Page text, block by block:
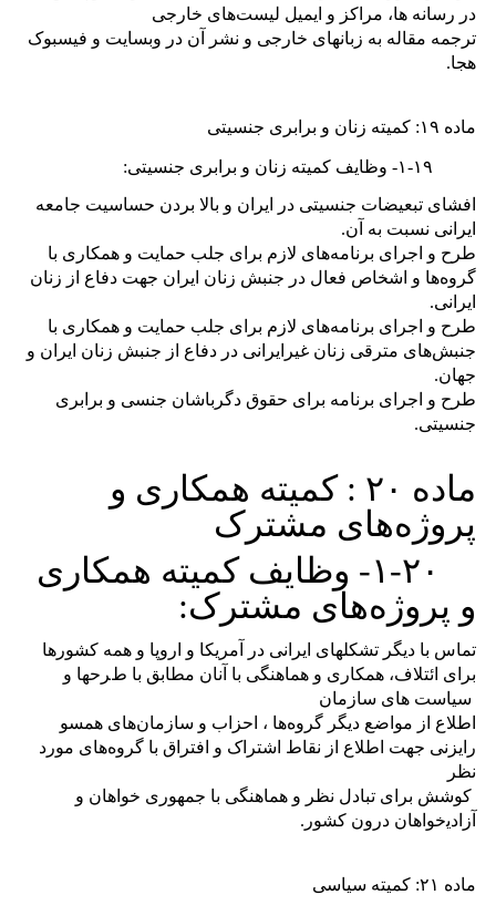
در رسانه ها، مراکز و ایمیل لیست‌های خارجی
ﺗﺮﺟﻤﻪ ﻣﻘﺎﻟﻪ ﺑﻪ ﺯﺑﺎﻧﻬﺎی ﺧﺎﺭﺟﯽ ﻭ ﻧﺸﺮ ﺁﻥ ﺩﺭ ﻭﺑﺴﺎﻳﺖ ﻭ ﻓﻴﺴﺒﻮک
ﻫﺠﺎ.
ماده ۱۹: کمیته زنان و برابری جنسیتی
۱-۱۹- وظایف کمیته زنان و برابری جنسیتی:
افشای تبعیضات جنسیتی در ایران و بالا بردن حساسیت جامعه
ایرانی نسبت به آن.
طرح و اجرای برنامه‌های لازم برای جلب حمایت و همکاری با
گروه‌ها و اشخاص فعال در جنبش زنان ایران جهت دفاع از زنان
ایرانی.
طرح و اجرای برنامه‌های لازم برای جلب حمایت و همکاری با
جنبش‌های مترقی زنان غیرایرانی در دفاع از جنبش زنان ایران و
جهان.
طرح و اجرای برنامه برای حقوق دگرباشان جنسی و برابری
جنسیتی.
ﻣﺎﺩﻩ ۲۰ :
کمیته ﻫﻤﮑﺎﺭی ﻭ
پروژه‌های مشترک
۱-۲۰-
وظایف کمیته همکاری
و پروژه‌های مشترک:
ﺗﻤﺎﺱ ﺑﺎ ﺩﻳﮕﺮ ﺗﺸﮑﻠﻬﺎی ﺍﻳﺮﺍﻧﯽ ﺩﺭ ﺁﻣﺮﻳﮑﺎ ﻭ ﺍﺭﻭﭘﺎ و همه کشور‌ها
ﺑﺮﺍی ائتلاف، ﻫﻤﮑﺎﺭی ﻭ ﻫﻤﺎﻫﻨﮕﯽ با آﻧﺎﻥ ﻣﻄﺎﺑﻖ ﺑﺎ ﻁﺮﺣﻬﺎ ﻭ
ﺳﻴﺎﺳﺖ ﻫﺎی ﺳﺎﺯﻣﺎﻥ
اطلاع از مواضع دیگر گروه‌ها ، احزاب و سازمان‌های همسو
رایزنی جهت اطلاع از نقاط اشتراک و افتراق با گروه‌های مورد
نظر
ﮐﻮﺷﺶ ﺑﺮﺍی ﺗﺒﺎﺩﻝ ﻧﻈﺮ ﻭ ﻫﻤﺎﻫﻨﮕﯽ ﺑﺎ ﺟﻤﻬﻮﺭی ﺧﻮﺍﻫﺎﻥ ﻭ
ﺁﺯﺍﺩﻳخواهان درون کشور.
ماده ۲۱: کمیته سیاسی